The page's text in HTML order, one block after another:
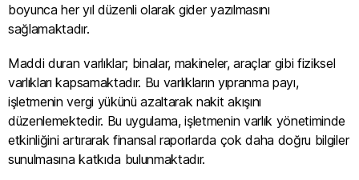
boyunca her yıl düzenli olarak gider yazılmasını
sağlamaktadır.
Maddi duran varlıklar; binalar, makineler, araçlar gibi fiziksel
varlıkları kapsamaktadır. Bu varlıkların yıpranma payı,
işletmenin vergi yükünü azaltarak nakit akışını
düzenlemektedir. Bu uygulama, işletmenin varlık yönetiminde
etkinliğini artırarak finansal raporlarda çok daha doğru bilgiler
sunulmasına katkıda bulunmaktadır.